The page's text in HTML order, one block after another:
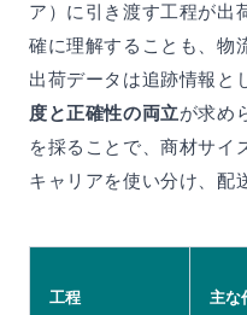
ア）に引き渡す工程が出
確に理解することも、物
出荷データは追跡情報と
度と正確性の両立が求め
を採ることで、商材サイ
キャリアを使い分け、配
工程 主な